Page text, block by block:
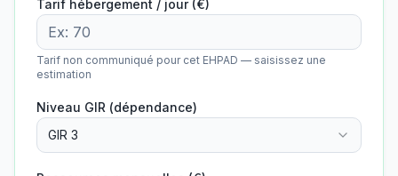
Tarif hébergement / jour (€)
Tarif non communiqué pour cet EHPAD — saisissez une
estimation
Niveau GIR (dépendance)
GIR 3